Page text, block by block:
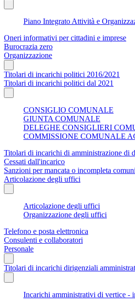
Piano Integrato Attività e
Oneri informativi per cittadini e imprese
Burocrazia zero
Organizzazione
Titolari di incarichi politici 2016/2021
Titolari di incarichi politici dal 2021
CONSIGLIO COMUNALE
GIUNTA COMUNALE
DELEGHE CONSIGLIERI
COMMISSIONE COMUNALE
Titolari di incarichi di amministrazione di
Cessati dall'incarico
Sanzioni per mancata o incompleta
Articolazione degli uffici
Articolazione degli uffici
Organizzazione degli uffici
Telefono e posta elettronica
Consulenti e collaboratori
Personale
Titolari di incarichi dirigenziali
Incarichi amministrativi di vertice -